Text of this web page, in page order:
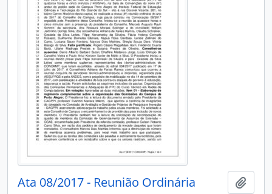
Ata 08/2017 - Reunião Ordinária